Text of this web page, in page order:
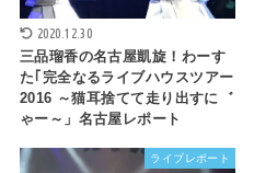
2020.12.30
三品瑠香の名古屋凱旋！わーす
た｢完全なるライブハウスツアー
2016 ～猫耳捨てて走り出すに゛
ゃー～」名古屋レポート
ライブレポート